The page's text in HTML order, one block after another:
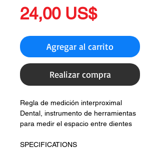
24,00 US$Precio
Agregar al carrito
Realizar compra
Regla de medición interproximal
Dental, instrumento de herramientas
para medir el espacio entre dientes
SPECIFICATIONS